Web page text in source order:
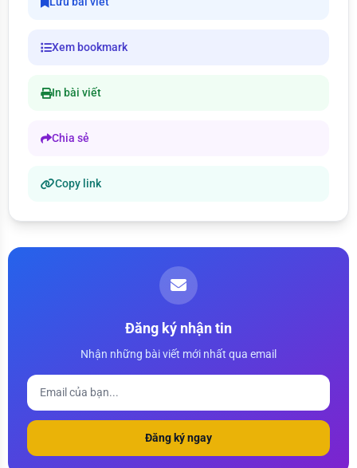
Xem bookmark
In bài viết
Chia sẻ
Copy link
Đăng ký nhận tin
Nhận những bài viết mới nhất qua email
Đăng ký ngay